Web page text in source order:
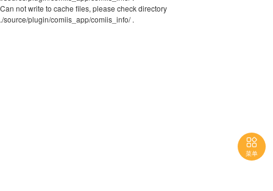

菜单
Can not write to cache files, please check directory
./source/plugin/comiis_app/comiis_info/ .